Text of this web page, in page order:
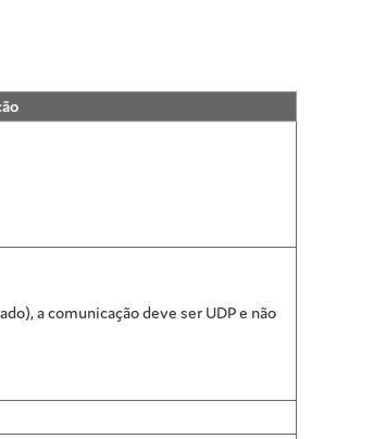
a comunicação deve ser UDP e não